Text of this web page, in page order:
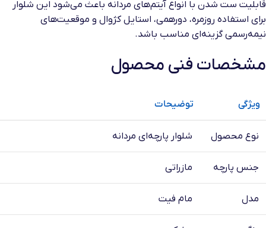
قابلیت ست شدن با انواع آیتم‌های مردانه باعث می‌شود این شلوار
برای استفاده روزمره، دورهمی، استایل کژوال و موقعیت‌های
نیمه‌رسمی گزینه‌ای مناسب باشد.
مشخصات فنی محصول
ویژگی توضیحات
نوع محصول شلوار پارچه‌ای مردانه
جنس پارچه مازراتی
مدل مام فیت